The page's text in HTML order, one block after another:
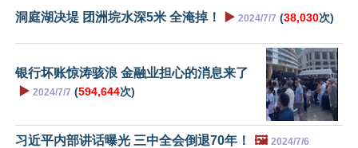
洞庭湖决堤 团洲垸水深5米 全淹掉！ ▶️ 2024/7/7 (38,030次)
银行坏账惊涛骇浪 金融业担心的消息来了
▶️ 2024/7/7 (594,644次)
习近平内部讲话曝光 三中全会倒退70年！ 🖼️ 2024/7/6